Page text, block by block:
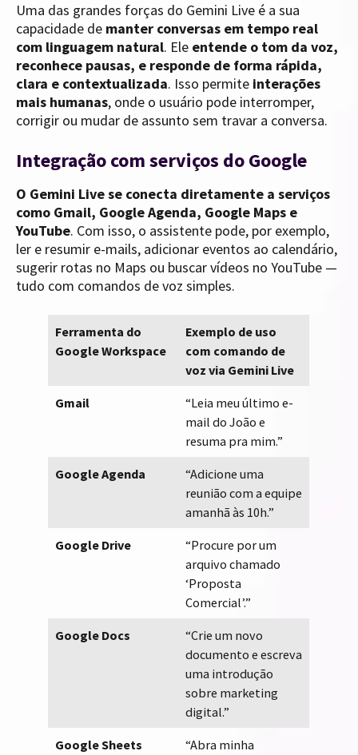
Uma das grandes forças do Gemini Live é a sua
capacidade de manter conversas em tempo real
com linguagem natural. Ele entende o tom da voz,
reconhece pausas, e responde de forma rápida,
clara e contextualizada. Isso permite interações
mais humanas, onde o usuário pode interromper,
corrigir ou mudar de assunto sem travar a conversa.
Integração com serviços do Google
O Gemini Live se conecta diretamente a serviços
como Gmail, Google Agenda, Google Maps e
YouTube. Com isso, o assistente pode, por exemplo,
ler e resumir e-mails, adicionar eventos ao calendário,
sugerir rotas no Maps ou buscar vídeos no YouTube —
tudo com comandos de voz simples.
Ferramenta do
Google Workspace
Exemplo de uso
com comando de
voz via Gemini Live
Gmail
“Leia meu último e-
mail do João e
resuma pra mim.”
Google Agenda
“Adicione uma
reunião com a equipe
amanhã às 10h.”
Google Drive
“Procure por um
arquivo chamado
‘Proposta
Comercial’.”
Google Docs
“Crie um novo
documento e escreva
uma introdução
sobre marketing
digital.”
Google Sheets
“Abra minha